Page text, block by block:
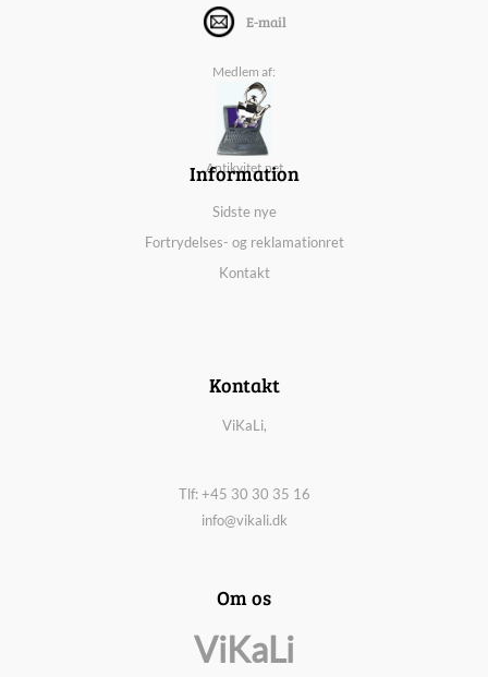
E-mail
Medlem af:
Antikvitet.net
Information
Sidste nye
Fortrydelses- og reklamationret
Kontakt
Kontakt
ViKaLi,
Tlf: +45 30 30 35 16
info@vikali.dk
Om os
ViKaLi